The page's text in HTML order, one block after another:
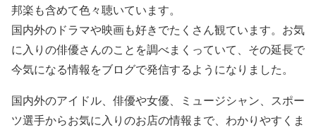
邦楽も含めて色々聴いています。
国内外のドラマや映画も好きでたくさん観ています。お気
に入りの俳優さんのことを調べまくっていて、その延長で
今気になる情報をブログで発信するようになりました。
国内外のアイドル、俳優や女優、ミュージシャン、スポー
ツ選手からお気に入りのお店の情報まで、わかりやすくま